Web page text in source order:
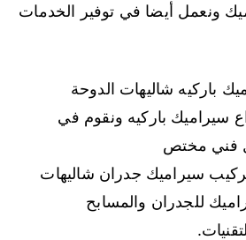
ونعمل أيضا في توفير الخدمات
باركيه شاليهات الدوحة
سيراميك باركيه ونقوم في
فني مختص
سيراميك جدران شاليهات
للجدران والمسابح